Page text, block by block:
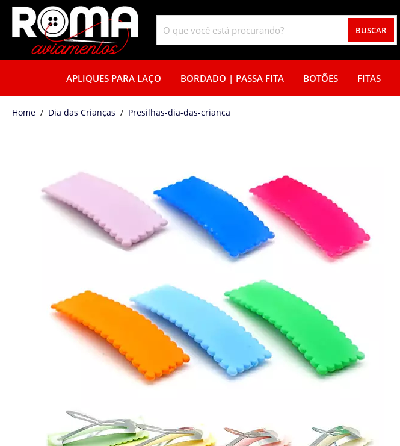
BUSCAR
APLIQUES PARA LAÇO BORDADO | PASSA FITA BOTÕES FITAS
home Dia das Crianças presilhas-dia-das-crianca